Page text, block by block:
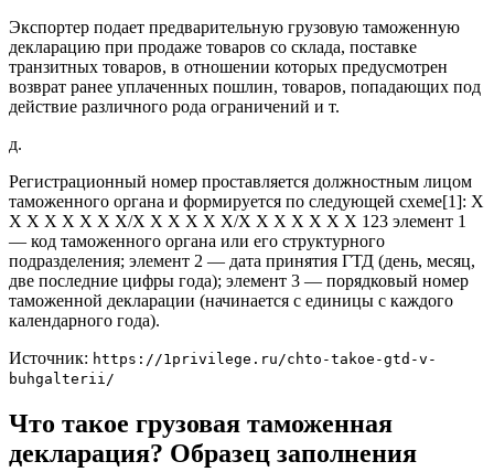
Экспортер подает предварительную грузовую таможенную
декларацию при продаже товаров со склада, поставке
транзитных товаров, в отношении которых предусмотрен
возврат ранее уплаченных пошлин, товаров, попадающих под
действие различного рода ограничений и т.
д.
Регистрационный номер проставляется должностным лицом
таможенного органа и формируется по следующей схеме[1]: Х
Х Х Х Х Х Х Х/Х Х Х Х Х Х/Х Х Х Х Х Х Х 123 элемент 1
— код таможенного органа или его структурного
подразделения; элемент 2 — дата принятия ГТД (день, месяц,
две последние цифры года); элемент 3 — порядковый номер
таможенной декларации (начинается с единицы с каждого
календарного года).
Источник: https://1privilege.ru/chto-takoe-gtd-v-
buhgalterii/
Что такое грузовая таможенная
декларация? Образец заполнения